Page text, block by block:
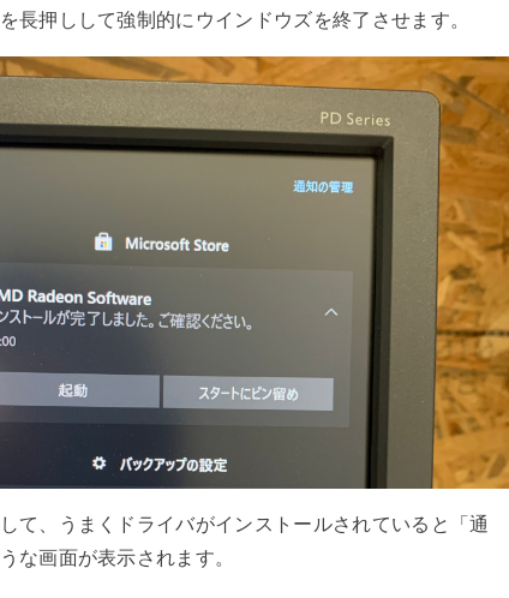
長押しして強制的にウインドウズを終了させます。
て、うまくドライバがインストールされていると「通
な画面が表示されます。